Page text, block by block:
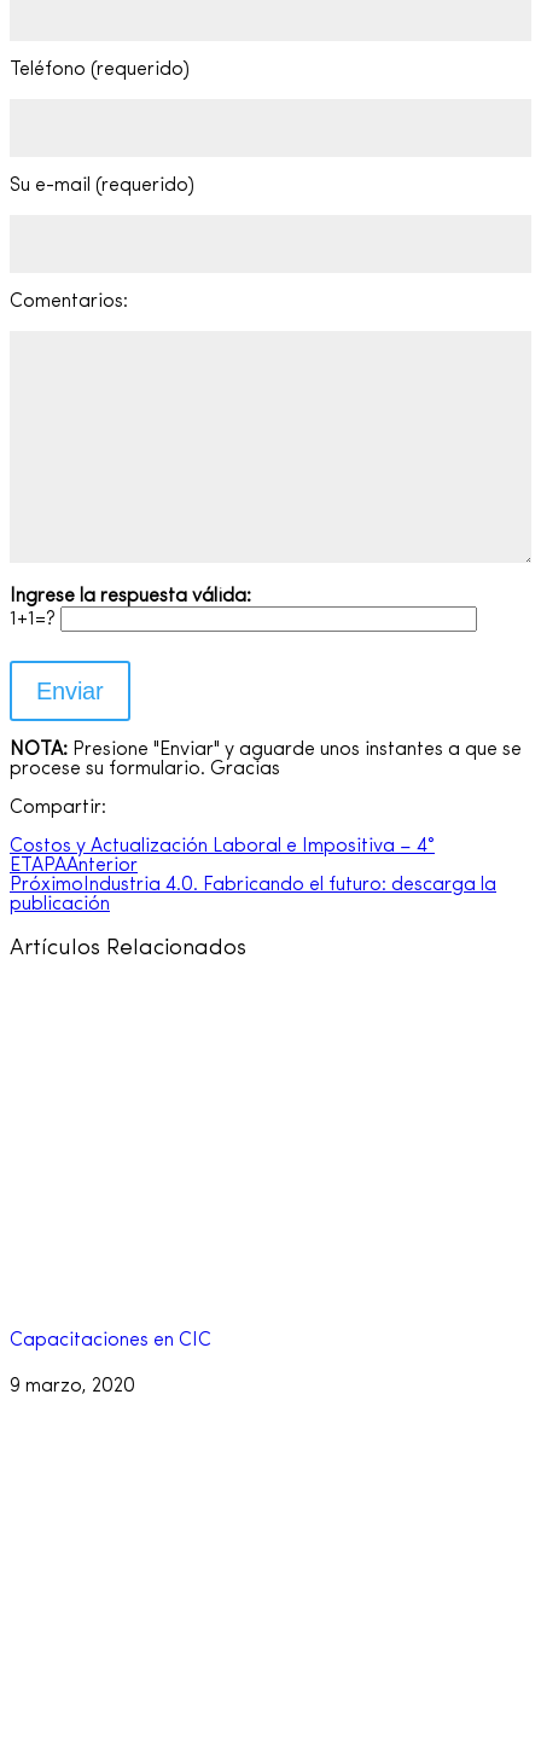
Teléfono (requerido)
Su e-mail (requerido)
Comentarios:
Ingrese la respuesta válida:
1+1=?
NOTA: Presione "Enviar" y aguarde unos instantes a que se
procese su formulario. Gracias
Compartir:
Costos y Actualización Laboral e Impositiva – 4°
ETAPAAnterior
Próximo Industria 4.0. Fabricando el futuro: descarga la
publicación
Artículos Relacionados
Capacitaciones en CIC
9 marzo, 2020